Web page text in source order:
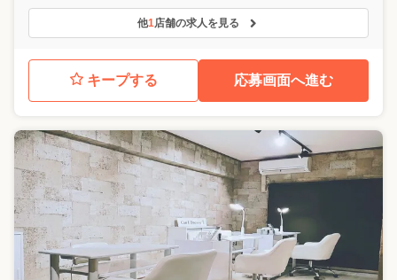
他1店舗の求人を見る
キープする 応募画面へ進む